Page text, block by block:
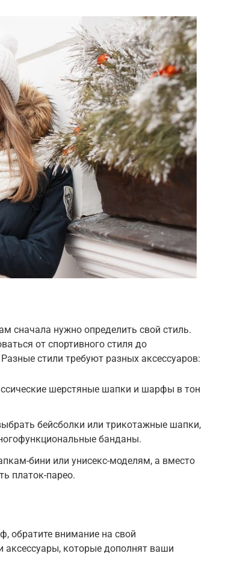
сначала нужно определить свой стиль.
от спортивного стиля до
стили требуют разных аксессуаров:
шерстяные шапки и шарфы в тон
бейсболки или трикотажные шапки,
банданы.
бини или унисекс-моделям, а вместо
платок-парео.
обратите внимание на свой
которые дополнят ваши